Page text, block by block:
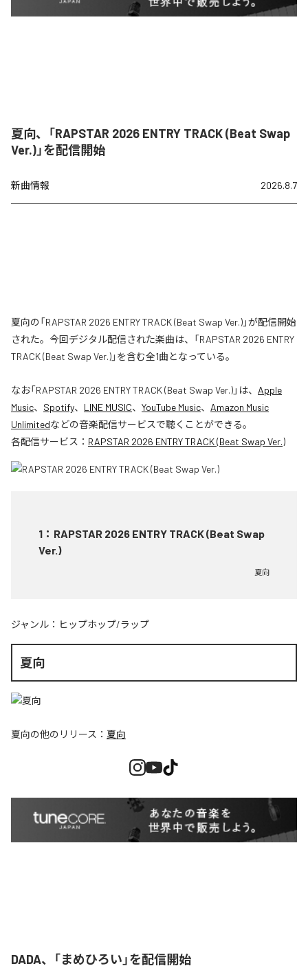
夏向、「RAPSTAR 2026 ENTRY TRACK (Beat Swap
Ver.)」を配信開始
新曲情報 2026.8.7
夏向の「RAPSTAR 2026 ENTRY TRACK (Beat Swap Ver.)」が配信開始
された。今回デジタル配信された楽曲は、「RAPSTAR 2026 ENTRY
TRACK (Beat Swap Ver.)」を含む全1曲となっている。
なお「RAPSTAR 2026 ENTRY TRACK (Beat Swap Ver.)」は、 Apple
Music、 Spotify、 LINE MUSIC、 YouTube Music、 Amazon Music
Unlimitedなどの音楽配信サービスで聴くことができる。
各配信サービス： RAPSTAR 2026 ENTRY TRACK (Beat Swap Ver.)
1 ： RAPSTAR 2026 ENTRY TRACK (Beat Swap
Ver.)
夏向
ジャンル： ヒップホップ/ラップ
夏向
夏向の他のリリース： 夏向
DADA、「まめひろい」を配信開始